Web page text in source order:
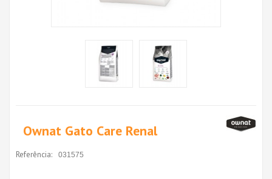
Ownat Gato Care Renal
Referência: 031575